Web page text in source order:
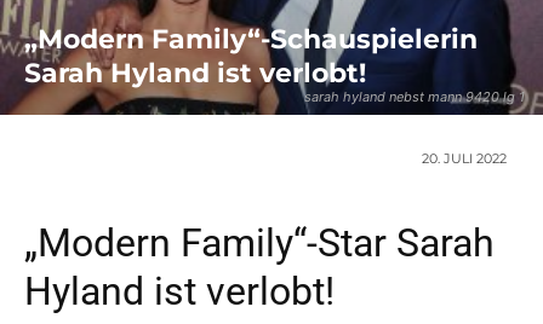
sarah hyland nebst mann 9420 lg 1
„Modern Family“-Schauspielerin
Sarah Hyland ist verlobt!
20. JULI 2022
„Modern Family“-Star Sarah
Hyland ist verlobt!